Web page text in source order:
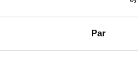
Par